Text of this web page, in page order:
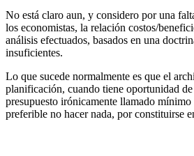
No está claro aun, y considero por una
los eco­nomistas, la relación costos/
análisis efec­tuados, basados en una
insuficientes.
Lo que sucede normalmente es que el
planifica­ción, cuando tiene oportunidad
presupuesto iróni­camente llamado mínimo
preferible no hacer nada, por constituirse